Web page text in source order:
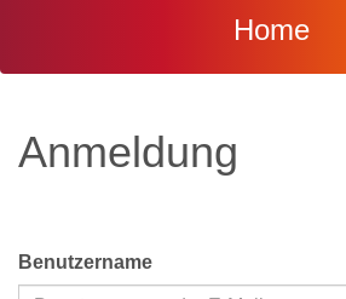
Home
Anmeldung
Benutzername